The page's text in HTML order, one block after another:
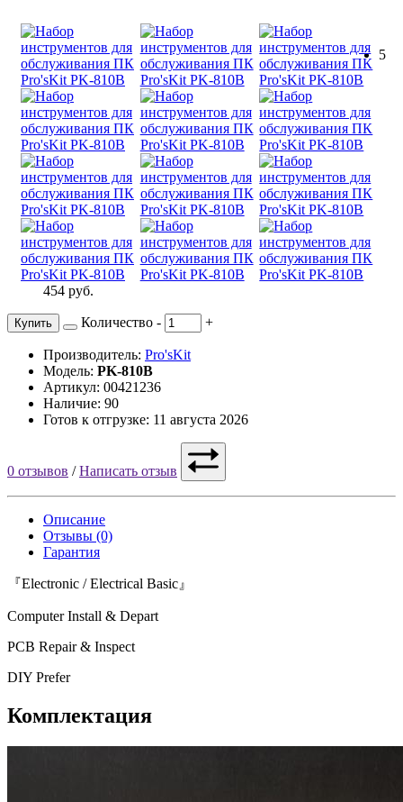
5
454 руб.
Купить Количество - +
Производитель: Pro'sKit
Модель: PK-810B
Артикул: 00421236
Наличие: 90
Готов к отгрузке: 11 августа 2026
0 отзывов /Написать отзыв
Описание
Отзывы (0)
Гарантия
『Electronic / Electrical Basic』
Computer Install & Depart
PCB Repair & Inspect
DIY Prefer
Комплектация